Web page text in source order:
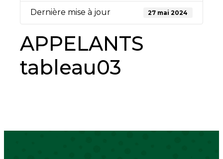
Dernière mise à jour 27 mai 2024
APPELANTS
tableau03